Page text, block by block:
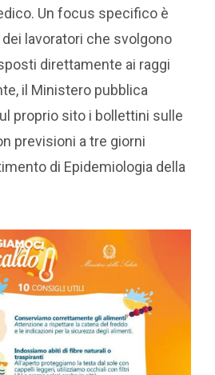
Un focus specifico è
lavoratori che svolgono
direttamente ai raggi
il Ministero pubblica
proprio sito i bollettini sulle
previsioni a tre giorni
di Epidemiologia della